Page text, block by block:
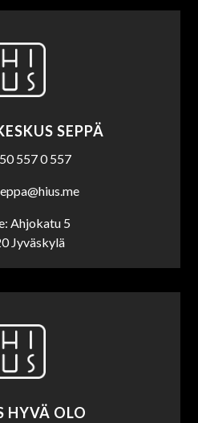
SEPPÄ
557 0 557
Ahjokatu 5
Jyväskylä
HYVÄ OLO